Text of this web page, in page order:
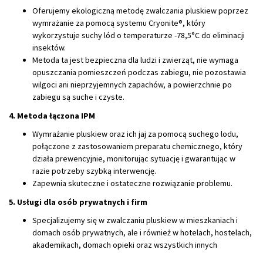
Oferujemy ekologiczną metodę zwalczania pluskiew poprzez
wymrażanie za pomocą systemu Cryonite®, który
wykorzystuje suchy lód o temperaturze -78,5°C do eliminacji
insektów.
Metoda ta jest bezpieczna dla ludzi i zwierząt, nie wymaga
opuszczania pomieszczeń podczas zabiegu, nie pozostawia
wilgoci ani nieprzyjemnych zapachów, a powierzchnie po
zabiegu są suche i czyste.
4. Metoda łączona IPM
Wymrażanie pluskiew oraz ich jaj za pomocą suchego lodu,
połączone z zastosowaniem preparatu chemicznego, który
działa prewencyjnie, monitorując sytuację i gwarantując w
razie potrzeby szybką interwencję.
Zapewnia skuteczne i ostateczne rozwiązanie problemu.
5. Usługi dla osób prywatnych i firm
Specjalizujemy się w zwalczaniu pluskiew w mieszkaniach i
domach osób prywatnych, ale i również w hotelach, hostelach,
akademikach, domach opieki oraz wszystkich innych